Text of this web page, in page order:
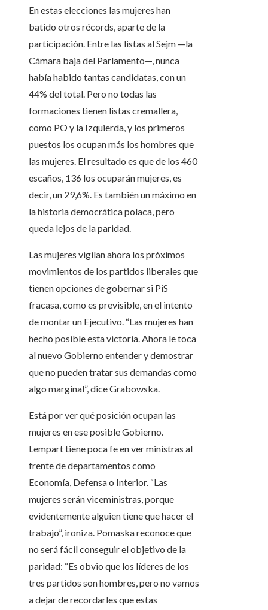
En estas elecciones las mujeres han
batido otros récords, aparte de la
participación. Entre las listas al Sejm —la
Cámara baja del Parlamento—, nunca
había habido tantas candidatas, con un
44% del total. Pero no todas las
formaciones tienen listas cremallera,
como PO y la Izquierda, y los primeros
puestos los ocupan más los hombres que
las mujeres. El resultado es que de los 460
escaños, 136 los ocuparán mujeres, es
decir, un 29,6%. Es también un máximo en
la historia democrática polaca, pero
queda lejos de la paridad.
Las mujeres vigilan ahora los próximos
movimientos de los partidos liberales que
tienen opciones de gobernar si PiS
fracasa, como es previsible, en el intento
de montar un Ejecutivo. “Las mujeres han
hecho posible esta victoria. Ahora le toca
al nuevo Gobierno entender y demostrar
que no pueden tratar sus demandas como
algo marginal”, dice Grabowska.
Está por ver qué posición ocupan las
mujeres en ese posible Gobierno.
Lempart tiene poca fe en ver ministras al
frente de departamentos como
Economía, Defensa o Interior. “Las
mujeres serán viceministras, porque
evidentemente alguien tiene que hacer el
trabajo”, ironiza. Pomaska reconoce que
no será fácil conseguir el objetivo de la
paridad: “Es obvio que los líderes de los
tres partidos son hombres, pero no vamos
a dejar de recordarles que estas